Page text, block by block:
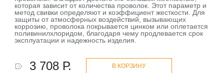
которая зависит от количества проволок. Этот параметр и
метод свивки определяют и коэффициент жесткости. Для
защиты от атмосферных воздействий, вызывающих
коррозию, проволока покрывается цинком или оплетается
поливинилхлоридом, благодаря чему продлевается срок
эксплуатации и надежность изделия.
3 708 Р. В КОРЗИНУ